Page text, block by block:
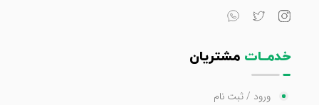
خدمــات مشتریان
ورود / ثبت نام